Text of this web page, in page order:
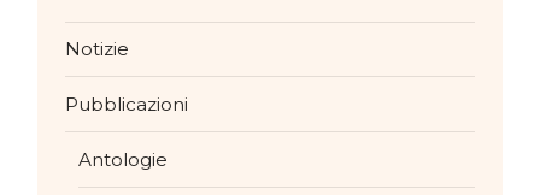
Notizie
Pubblicazioni
Antologie